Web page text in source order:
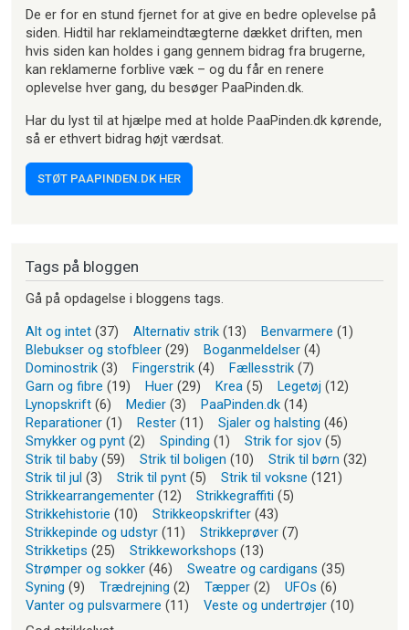
De er for en stund fjernet for at give en bedre oplevelse på
siden. Hidtil har reklameindtægterne dækket driften, men
hvis siden kan holdes i gang gennem bidrag fra brugerne,
kan reklamerne forblive væk – og du får en renere
oplevelse hver gang, du besøger PaaPinden.dk.
Har du lyst til at hjælpe med at holde PaaPinden.dk kørende,
så er ethvert bidrag højt værdsat.
STØT PAAPINDEN.DK HER
Tags på bloggen
Gå på opdagelse i bloggens tags.
Alt og intet (37) Alternativ strik (13) Benvarmere (1)
Blebukser og stofbleer (29) Boganmeldelser (4)
Dominostrik (3) Fingerstrik (4) Fællesstrik (7)
Garn og fibre (19) Huer (29) Krea (5) Legetøj (12)
Lynopskrift (6) Medier (3) PaaPinden.dk (14)
Reparationer (1) Rester (11) Sjaler og halsting (46)
Smykker og pynt (2) Spinding (1) Strik for sjov (5)
Strik til baby (59) Strik til boligen (10) Strik til børn (32)
Strik til jul (3) Strik til pynt (5) Strik til voksne (121)
Strikkearrangementer (12) Strikkegraffiti (5)
Strikkehistorie (10) Strikkeopskrifter (43)
Strikkepinde og udstyr (11) Strikkeprøver (7)
Strikketips (25) Strikkeworkshops (13)
Strømper og sokker (46) Sweatre og cardigans (35)
Syning (9) Trædrejning (2) Tæpper (2) UFOs (6)
Vanter og pulsvarmere (11) Veste og undertrøjer (10)